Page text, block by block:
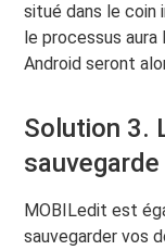
situé dans le coin
le processus
Android seront
Solution 3.
MOBILedit est
sauvegarder vos